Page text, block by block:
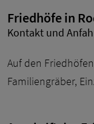
Friedhöfe in
Kontakt und
Auf den
Familiengräber,